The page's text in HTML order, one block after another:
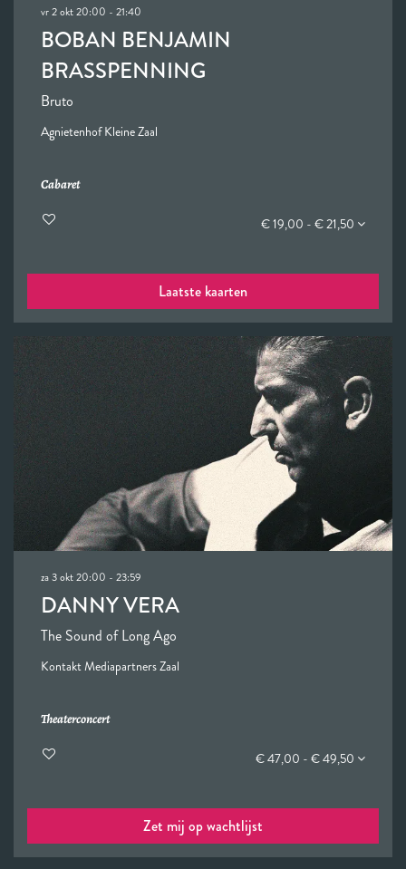
BOBAN BENJAMIN
BRASSPENNING
Bruto
vr 2 okt20:00 - 21:40
Agnietenhof Kleine Zaal
Cabaret
€ 19,00 - € 21,50
Laatste kaarten
DANNY VERA
The Sound of Long Ago
za 3 okt20:00 - 23:59
Kontakt Mediapartners Zaal
Theaterconcert
€ 47,00 - € 49,50
Zet mij op wachtlijst